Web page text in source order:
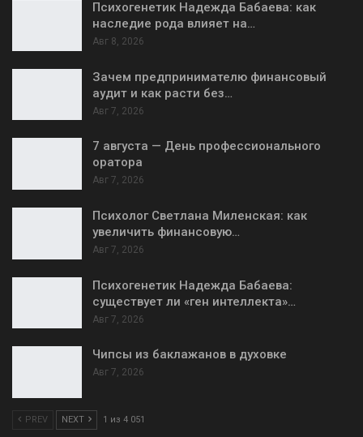
Психогенетик Надежда Бабаева: как
наследие рода влияет на…
Авг 8, 2026
Зачем предпринимателю финансовый
аудит и как расти без…
Авг 7, 2026
7 августа — День профессионального
оратора
Авг 7, 2026
Психолог Светлана Миленская: как
увеличить финансовую…
Авг 7, 2026
Психогенетик Надежда Бабаева:
существует ли «ген интеллекта»…
Авг 7, 2026
Чипсы из баклажанов в духовке
Авг 7, 2026
PREV NEXT 1 из 4 051